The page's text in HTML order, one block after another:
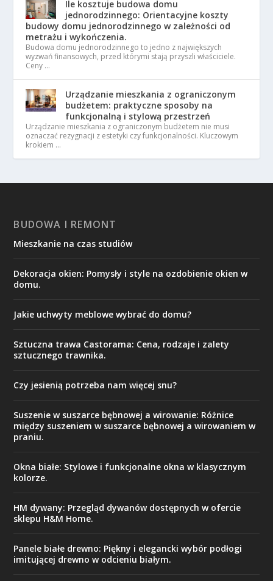
Ile kosztuje budowa domu
jednorodzinnego: Orientacyjne koszty
budowy domu jednorodzinnego w zależności od
metrażu i wykończenia.
Budowa domu jednorodzinnego to jedno z największych
wyzwań finansowych, przed którymi stają przyszli właściciele.
Ceny …
Urządzanie mieszkania z ograniczonym
budżetem: praktyczne sposoby na
funkcjonalną i stylową przestrzeń
Urządzanie mieszkania z ograniczonym budżetem nie musi
oznaczać rezygnacji z estetyki czy funkcjonalności. Kluczowym
krokiem …
BUDOWA I REMONT
Mieszkanie na czas studiów
Dekoracja okien: Pomysły i style na ozdobienie okien w
domu.
Jakie uchwyty meblowe wybrać do domu?
Sztuczna trawa Castorama: Cena, rodzaje i zalety
sztucznego trawnika.
Czy jesienią potrzeba nam więcej snu?
Suszenie w suszarce bębnowej a wirowanie: Różnice
między suszeniem w suszarce bębnowej a wirowaniem w
praniu.
Okna białe: Stylowe i funkcjonalne okna w klasycznym
kolorze.
HM dywany: Przegląd dywanów dostępnych w ofercie
sklepu H&M Home.
Panele białe drewno: Piękny i elegancki wybór podłogi
imitującej drewno w odcieniu białym.